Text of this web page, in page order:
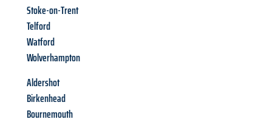
Stoke-on-Trent
Telford
Watford
Wolverhampton
Aldershot
Birkenhead
Bournemouth